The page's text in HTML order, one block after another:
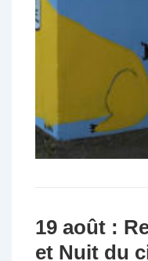
19 août :
et Nuit du